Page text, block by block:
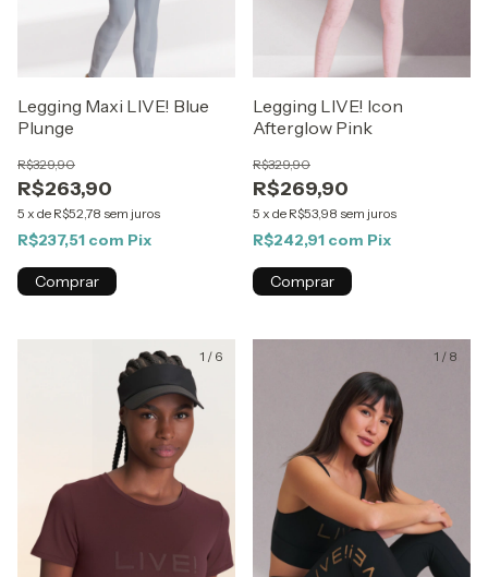
Legging Maxi LIVE! Blue
Plunge
R$263,90
R$329,90
5 x de R$52,78 sem juros
R$237,51 com Pix
Comprar
Legging LIVE! Icon
Afterglow Pink
R$269,90
R$329,90
5 x de R$53,98 sem juros
R$242,91 com Pix
Comprar
1 / 6 1 / 8